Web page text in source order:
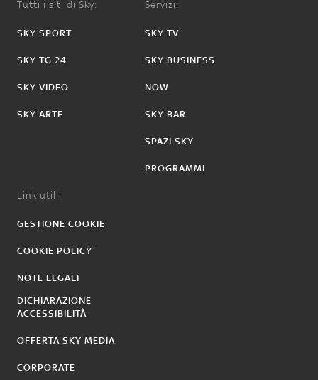
Tutti i siti di Sky:
SKY SPORT
SKY TG 24
SKY VIDEO
SKY ARTE
Servizi:
SKY TV
SKY BUSINESS
NOW
SKY BAR
SPAZI SKY
PROGRAMMI
Link utili:
GESTIONE COOKIE
COOKIE POLICY
NOTE LEGALI
DICHIARAZIONE
ACCESSIBILITÀ
OFFERTA SKY MEDIA
CORPORATE